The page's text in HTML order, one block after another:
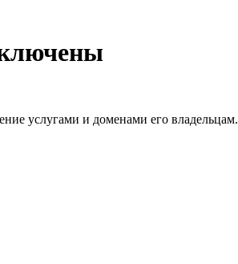
услугами и доменами его владельцам.